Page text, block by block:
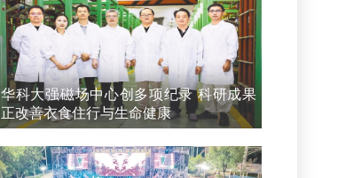
华科大强磁场中心创多项纪录 科研成果
正改善衣食住行与生命健康